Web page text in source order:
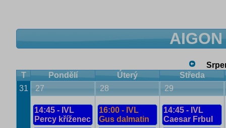
T
Pondělí Úterý
Středa
31
27
14:45 - IVL
Percy kříženec
28
16:00 - IVL
Gus dalmatin
29
14:45 - IVL
Caesar Frbul